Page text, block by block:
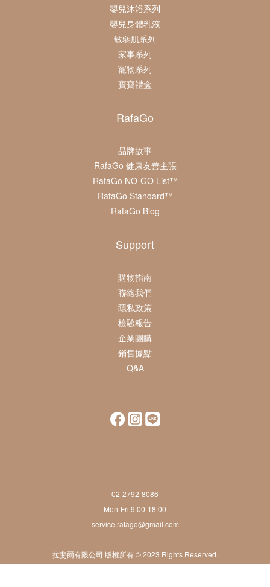
嬰兒沐浴系列
嬰兒身體乳液
敏弱肌系列
家事系列
寵物系列
寶寶禮盒
RafaGo
品牌故事
RafaGo 健康友善主張
RafaGo NO-GO List™
RafaGo Standard™
RafaGo Blog
Support
購物指南
聯絡我們
隱私政策
檢驗報告
企業團購
銷售據點
Q&A
02-2792-8086
Mon-Fri 9:00-18:00
service.rafago@gmail.com
拉斐爾有限公司 版權所有 © 2023 Rights Reserved.